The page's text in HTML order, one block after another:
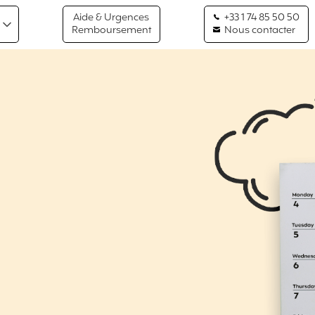
Aide & Urgences
Remboursement
+33 1 74 85 50 50
Nous contacter